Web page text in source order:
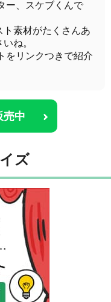
ー、スケブくんで
素材がたくさんあ
ね。
をリンクつきで紹介
売中
ズ